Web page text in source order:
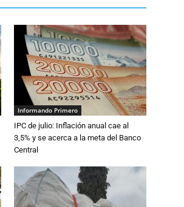
Informando Primero
IPC de julio: Inflación anual cae al
3,5% y se acerca a la meta del Banco
Central